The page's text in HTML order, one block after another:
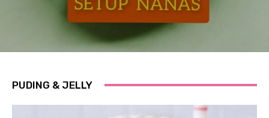
PUDING & JELLY